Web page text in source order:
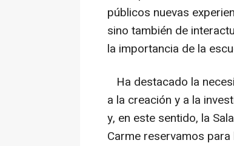
públicos nuevas
sino también de
la importancia de la
Ha destacado la
a la creación y a la
y, en este sentido, la
Carme reservamos